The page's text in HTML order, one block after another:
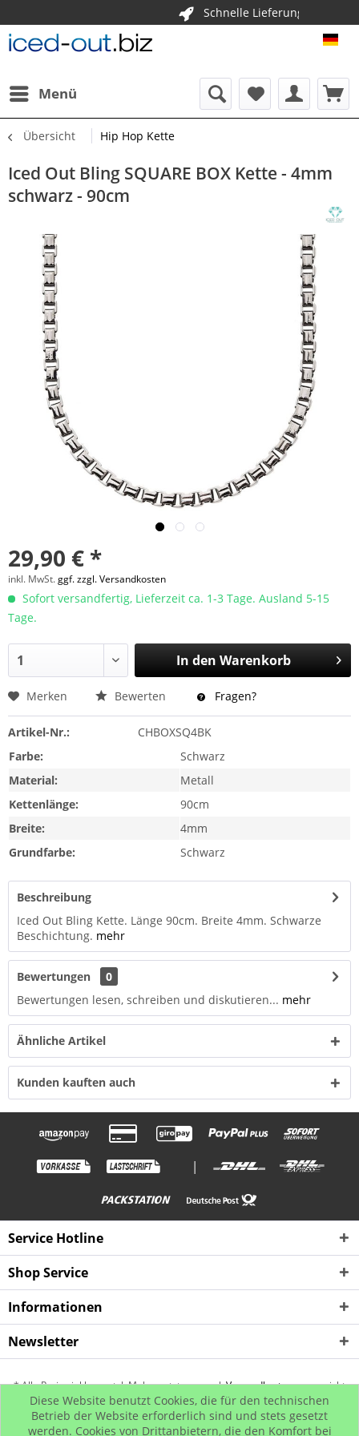
Schnelle
Menü
Übersicht Hip Hop Kette
Iced Out Bling SQUARE BOX Kette - 4mm
schwarz - 90cm
29,90 € *
inkl. MwSt.ggf. zzgl. Versandkosten
Sofort versandfertig, Lieferzeit ca. 1-3 Tage. Ausland 5-15
Tage.
In den Warenkorb
Merken Bewerten Fragen?
Artikel-Nr.:
CHBOXSQ4BK
Farbe:
Schwarz
Material:
Metall
Kettenlänge:
90cm
Breite:
4mm
Grundfarbe:
Schwarz
Beschreibung
Iced Out Bling Kette. Länge 90cm. Breite 4mm. Schwarze
Beschichtung. mehr
Bewertungen
0
Bewertungen lesen, schreiben und diskutieren... mehr
Ähnliche Artikel
Kunden kauften auch
|
Service Hotline
Shop Service
Informationen
Newsletter
* Alle Preise inkl. gesetzl. Mehrwertsteuer zzgl.Versandkosten, wenn nicht
anders beschrieben
Diese Website benutzt Cookies, die für den technischen
Betrieb der Website erforderlich sind und stets gesetzt
werden. Cookies von Drittanbietern, die den Komfort bei